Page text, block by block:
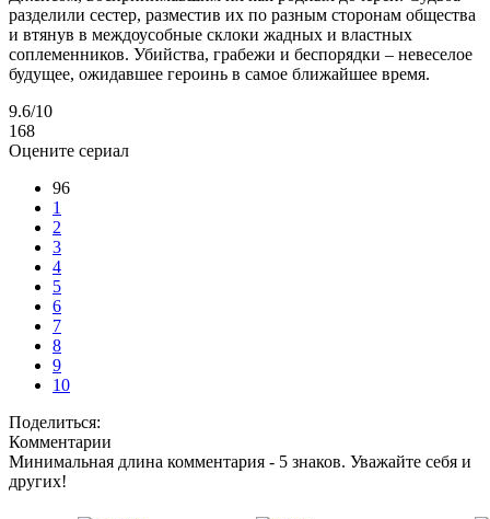
разделили сестер, разместив их по разным сторонам общества
и втянув в междоусобные склоки жадных и властных
соплеменников. Убийства, грабежи и беспорядки – невеселое
будущее, ожидавшее героинь в самое ближайшее время.
9.6/10
168
Оцените сериал
96
1
2
3
4
5
6
7
8
9
10
Поделиться:
Комментарии
Минимальная длина комментария - 5 знаков. Уважайте себя и
других!